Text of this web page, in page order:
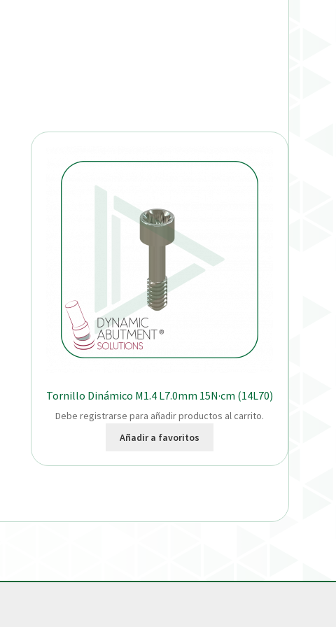
Tornillo Dinámico M1.4 L7.0mm 15N·cm (14L70)
Debe registrarse para añadir productos al carrito.
Añadir a favoritos